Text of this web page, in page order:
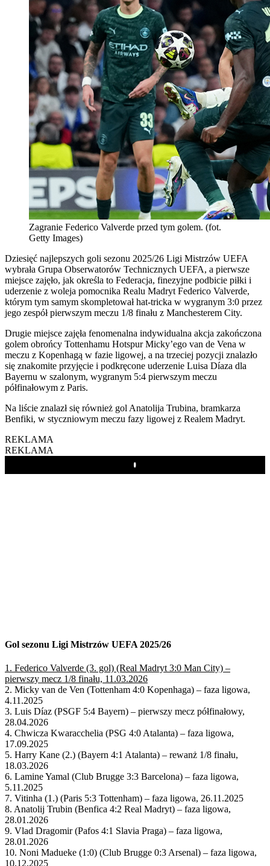
Zagranie Federico Valverde przed tym golem. (fot.
Getty Images)
Dziesięć najlepszych goli sezonu 2025/26 Ligi Mistrzów UEFA
wybrała Grupa Obserwatorów Technicznych UEFA, a pierwsze
miejsce zajęło, jak określa to Federacja, finezyjne podbicie piłki i
uderzenie z woleja pomocnika Realu Madryt Federico Valverde,
którym tym samym skompletował hat-tricka w wygranym 3:0 przez
jego zespół pierwszym meczu 1/8 finału z Manchesterem City.
Drugie miejsce zajęła fenomenalna indywidualna akcja zakończona
golem obrońcy Tottenhamu Hotspur Micky’ego van de Vena w
meczu z Kopenhagą w fazie ligowej, a na trzeciej pozycji znalazło
się znakomite przyjęcie i podkręcone uderzenie Luisa Díaza dla
Bayernu w szalonym, wygranym 5:4 pierwszym meczu
półfinałowym z Paris.
Na liście znalazł się również gol Anatolija Trubina, bramkarza
Benfiki, w styczniowym meczu fazy ligowej z Realem Madryt.
REKLAMA
REKLAMA
Play
Gol sezonu Ligi Mistrzów UEFA 2025/26
1. Federico Valverde (3. gol) (Real Madryt 3:0 Man City) –
pierwszy mecz 1/8 finału, 11.03.2026
2. Micky van de Ven (Tottenham 4:0 Kopenhaga) – faza ligowa,
4.11.2025
3. Luis Díaz (PSGF 5:4 Bayern) – pierwszy mecz półfinałowy,
28.04.2026
4. Chwicza Kwaracchelia (PSG 4:0 Atalanta) – faza ligowa,
17.09.2025
5. Harry Kane (2.) (Bayern 4:1 Atalanta) – rewanż 1/8 finału,
18.03.2026
6. Lamine Yamal (Club Brugge 3:3 Barcelona) – faza ligowa,
5.11.2025
7. Vitinha (1.) (Paris 5:3 Tottenham) – faza ligowa, 26.11.2025
8. Anatolij Trubin (Benfica 4:2 Real Madryt) – faza ligowa,
28.01.2026
9. Vlad Dragomir (Pafos 4:1 Slavia Praga) – faza ligowa,
28.01.2026
10. Noni Madueke (1:0) (Club Brugge 0:3 Arsenal) – faza ligowa,
10.12.2025